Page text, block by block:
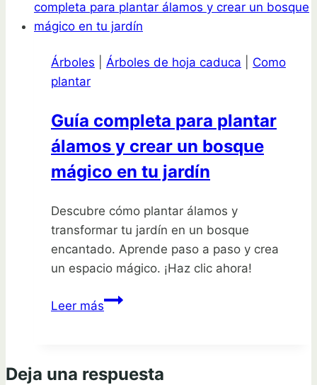
tu
jardín
un
Árboles Árboles de hoja caduca
Como
plantar
Guía completa para plantar
álamos y crear un bosque
mágico en tu jardín
Descubre cómo plantar álamos y
transformar tu jardín en un bosque
encantado. Aprende paso a paso y crea
un espacio mágico. ¡Haz clic ahora!
Leer másGuía
álamos
Deja una respuesta